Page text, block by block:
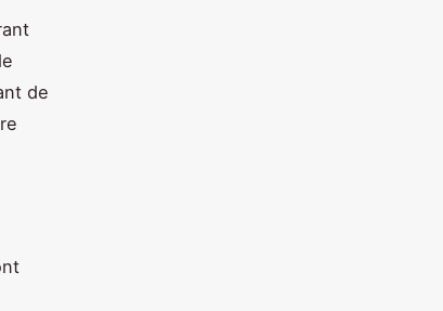
de